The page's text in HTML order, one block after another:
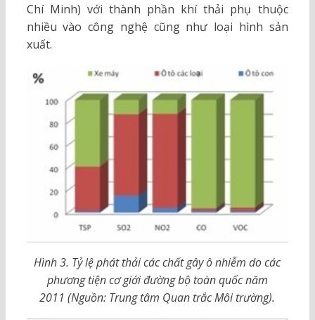
Chí Minh) với thành phần khí thải phụ thuộc
nhiều vào công nghệ cũng như loại hình sản
xuất.
Hình 3. Tỷ lệ phát thải các chất gây ô nhiễm do các
phương tiện cơ giới đường bộ toàn quốc năm
2011 (Nguồn: Trung tâm Quan trắc Môi trường).